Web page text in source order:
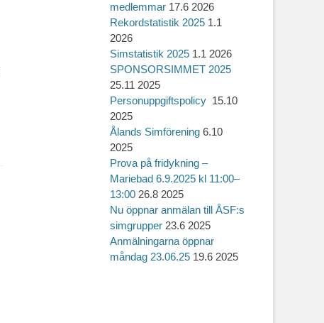
medlemmar 17.6 2026
Rekordstatistik 2025 1.1
2026
Simstatistik 2025 1.1 2026
SPONSORSIMMET 2025
25.11 2025
Personuppgiftspolicy 15.10
2025
Ålands Simförening 6.10
2025
Prova på fridykning –
Mariebad 6.9.2025 kl 11:00–
13:00 26.8 2025
Nu öppnar anmälan till ÅSF:s
simgrupper 23.6 2025
Anmälningarna öppnar
måndag 23.06.25 19.6 2025